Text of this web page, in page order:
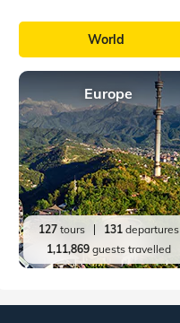
World
Europe
127tours 131departures
1,11,869guests travelled